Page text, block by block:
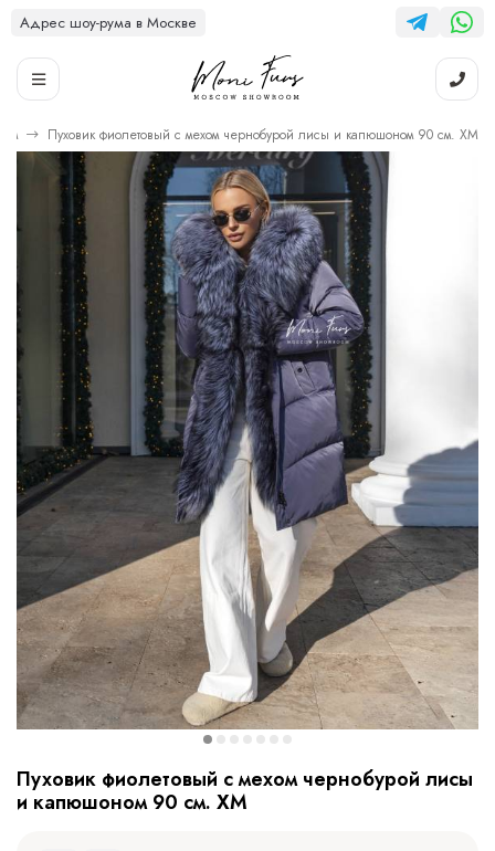
Адрес шоу-рума в Москве
Пуховик фиолетовый с мехом чернобурой лисы и капюшоном 90 см. ХМ
Пуховик фиолетовый с мехом чернобурой лисы
и капюшоном 90 см. ХМ